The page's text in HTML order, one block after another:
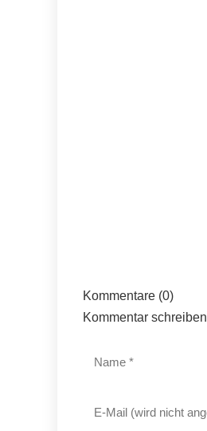
Kommentare (0)
Kommentar schreiben